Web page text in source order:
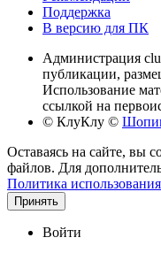
Поддержка
В версию для ПК
Администрация
публикации,
Использование
ссылкой на
© КлуКлу ©
Оставаясь на сайте, вы
файлов. Для
Политика
Принять
Войти